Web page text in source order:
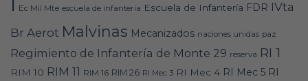
Ec Mil Mte escuela de infanteria Escuela de Infantería FDR IVta
Br Aerot Malvinas Mecanizados naciones unidas paz
Regimiento de Infantería de Monte 29 reserva RI 1
RIM 10 RIM 11 RIM 16 RIM 26 RI Mec 3 RI Mec 4 RI Mec 5 RI